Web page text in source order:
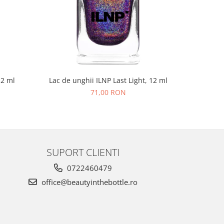
ml
Lac de unghii ILNP Last Light, 12 ml
71,00 RON
SUPORT CLIENTI
0722460479
office@beautyinthebottle.ro